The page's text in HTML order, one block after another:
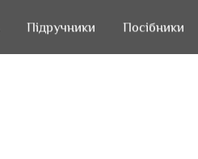
Підручники
Підручники Посібники
Посібники